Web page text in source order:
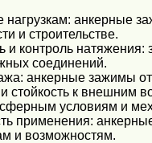
анкерные
и строительстве.
и контроль
соединений.
анкерные зажимы
стойкость к внешним
условиям и
применения:
и возможностям.